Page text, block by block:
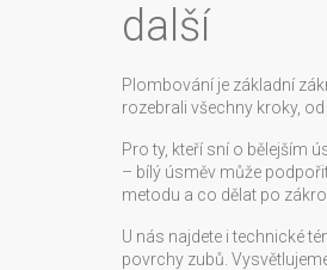
další
Plombování je základní
rozebrali všechny kroky,
Pro ty, kteří sní o bělejším
– bílý úsměv může
metodu a co dělat po
U nás najdete i technické
povrchy zubů.